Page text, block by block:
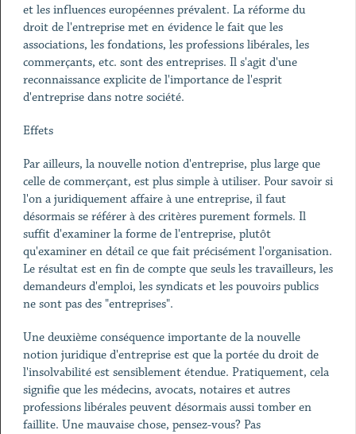
et les influences européennes prévalent. La réforme du
droit de l'entreprise met en évidence le fait que les
associations, les fondations, les professions libérales, les
commerçants, etc. sont des entreprises. Il s'agit d'une
reconnaissance explicite de l'importance de l'esprit
d'entreprise dans notre société.
Effets
Par ailleurs, la nouvelle notion d'entreprise, plus large que
celle de commerçant, est plus simple à utiliser. Pour savoir si
l'on a juridiquement affaire à une entreprise, il faut
désormais se référer à des critères purement formels. Il
suffit d'examiner la forme de l'entreprise, plutôt
qu'examiner en détail ce que fait précisément l'organisation.
Le résultat est en fin de compte que seuls les travailleurs, les
demandeurs d'emploi, les syndicats et les pouvoirs publics
ne sont pas des "entreprises".
Une deuxième conséquence importante de la nouvelle
notion juridique d'entreprise est que la portée du droit de
l'insolvabilité est sensiblement étendue. Pratiquement, cela
signifie que les médecins, avocats, notaires et autres
professions libérales peuvent désormais aussi tomber en
faillite. Une mauvaise chose, pensez-vous? Pas